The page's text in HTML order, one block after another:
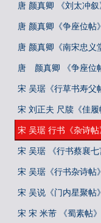
唐 颜真卿 《刘太冲叙
唐 颜真卿《争座位帖》
唐 颜真卿《南宋忠
唐 颜真卿 《争座位
宋 吴琚《行草书寿父
宋 刘正夫 尺牍《佳履
宋 吴琚 行书《杂诗帖
宋 吴琚 《行书蔡襄七
宋 吴琚《行书杂诗帖》
宋 吴说《门内星聚帖》
宋 宋 米芾 《蜀素帖》